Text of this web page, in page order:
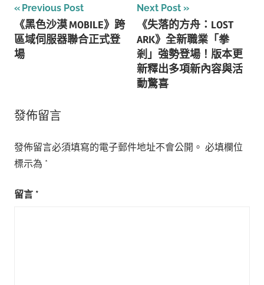
文
章
導
Previous Post
《黑色沙漠 MOBILE》跨
區域伺服器聯合正式登
場
Next Post
《失落的方舟：LOST
ARK》全新職業「拳
剎」強勢登場！版本更
新釋出多項新內容與活
動驚喜
發佈留言
發佈留言必須填寫的電子郵件地址不會公開。 必填欄位
標示為 *
留言 *